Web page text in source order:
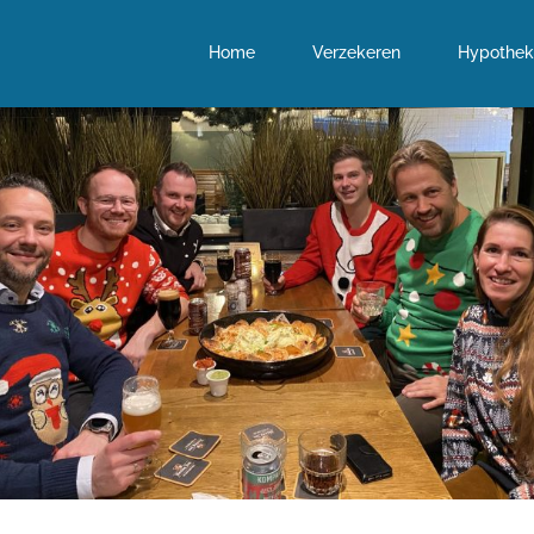
Home Verzekeren